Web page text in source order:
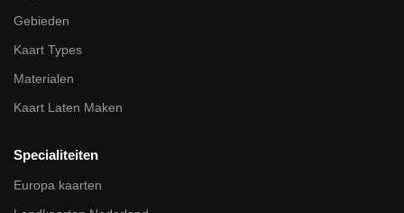
Gebieden
Kaart Types
Materialen
Kaart Laten Maken
Specialiteiten
Europa kaarten